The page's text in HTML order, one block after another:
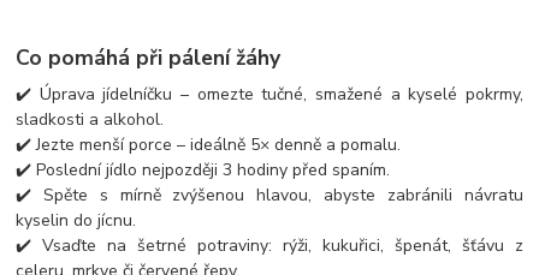
Co pomáhá při pálení žáhy
✔️ Úprava jídelníčku – omezte tučné, smažené a kyselé pokrmy,
sladkosti a alkohol.
✔️ Jezte menší porce – ideálně 5× denně a pomalu.
✔️ Poslední jídlo nejpozději 3 hodiny před spaním.
✔️ Spěte s mírně zvýšenou hlavou, abyste zabránili návratu
kyselin do jícnu.
✔️ Vsaďte na šetrné potraviny: rýži, kukuřici, špenát, šťávu z